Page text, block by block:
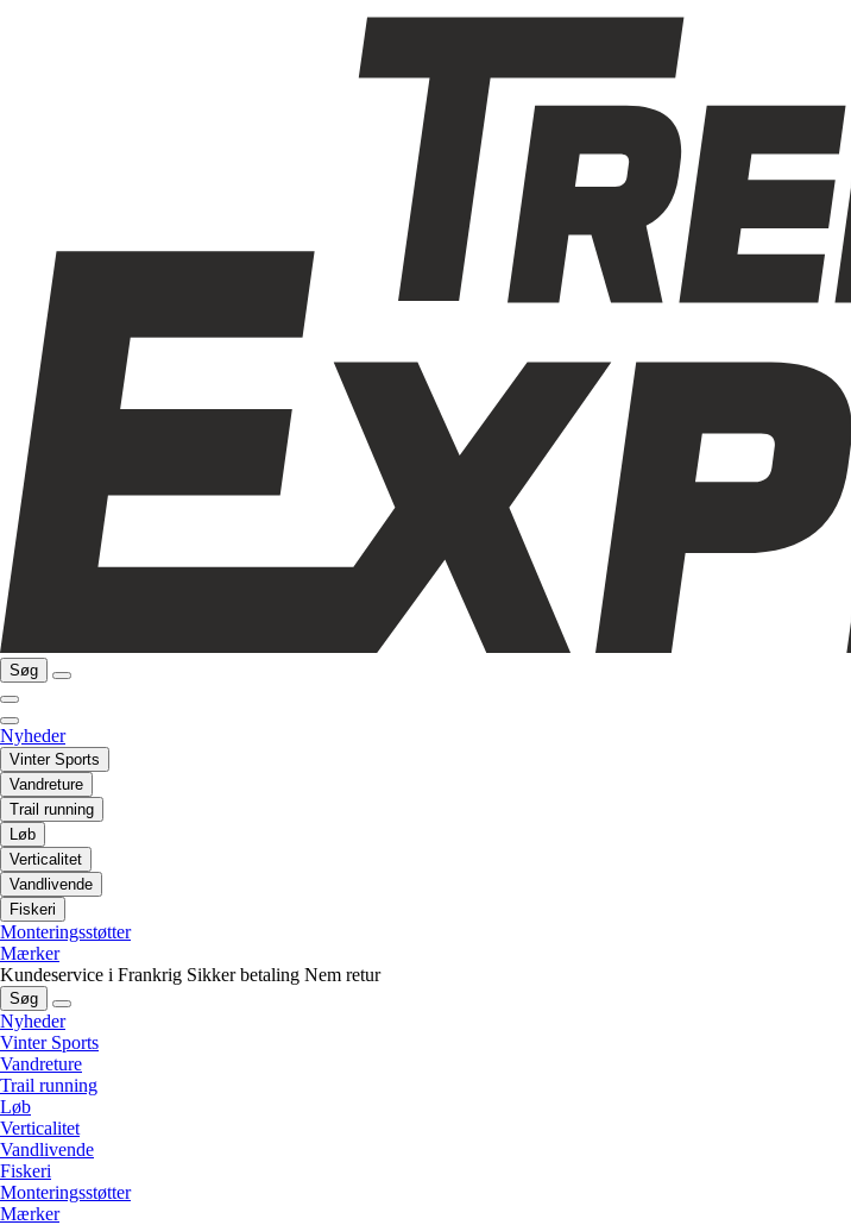
Søg
Nyheder
Vinter Sports
Vandreture
Trail running
Løb
Verticalitet
Vandlivende
Fiskeri
Monteringsstøtter
Mærker
Kundeservice i Frankrig Sikker betaling Nem retur
Søg
Nyheder
Vinter Sports
Vandreture
Trail running
Løb
Verticalitet
Vandlivende
Fiskeri
Monteringsstøtter
Mærker